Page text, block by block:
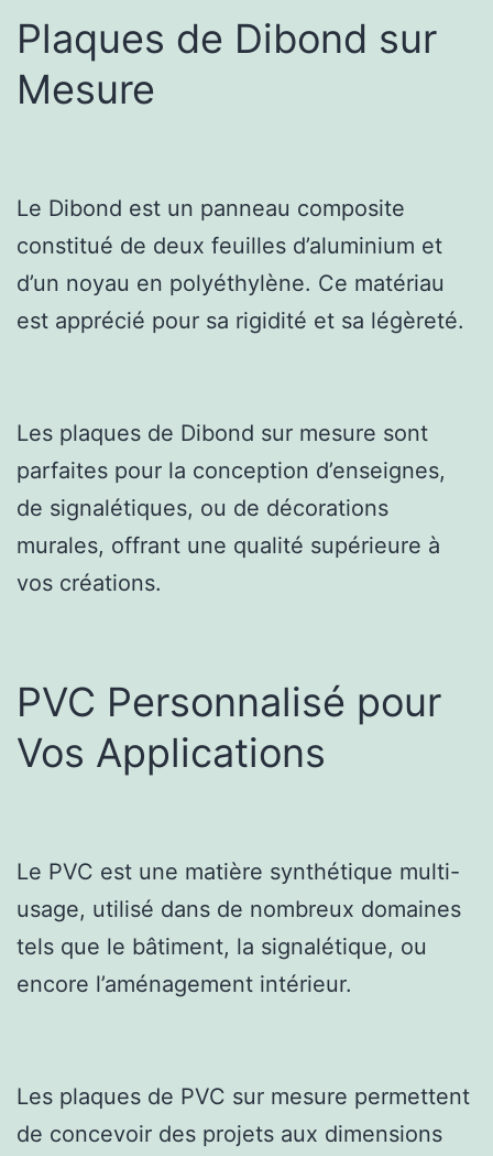
Plaques de Dibond sur
Mesure
Le Dibond est un panneau composite
constitué de deux feuilles d’aluminium et
d’un noyau en polyéthylène. Ce matériau
est apprécié pour sa rigidité et sa légèreté.
Les plaques de Dibond sur mesure sont
parfaites pour la conception d’enseignes,
de signalétiques, ou de décorations
murales, offrant une qualité supérieure à
vos créations.
PVC Personnalisé pour
Vos Applications
Le PVC est une matière synthétique multi-
usage, utilisé dans de nombreux domaines
tels que le bâtiment, la signalétique, ou
encore l’aménagement intérieur.
Les plaques de PVC sur mesure permettent
de concevoir des projets aux dimensions